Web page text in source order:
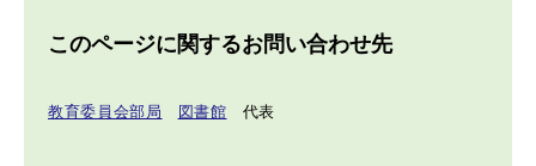
このページに関するお問い合わせ先
教育委員会部局 図書館 代表